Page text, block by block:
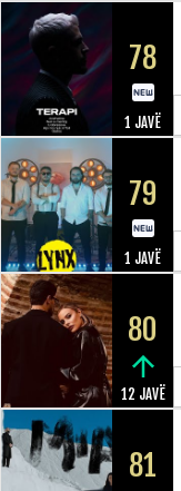
78
1 JAVË
79
1 JAVË
80
12 JAVË
81